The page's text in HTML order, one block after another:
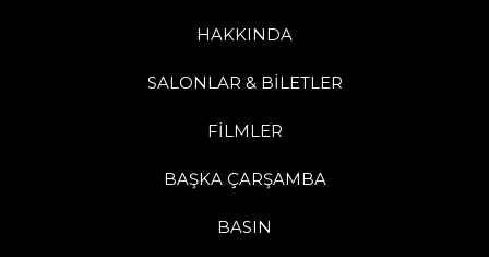
HAKKINDA
SALONLAR & BİLETLER
FİLMLER
BAŞKA ÇARŞAMBA
BASIN